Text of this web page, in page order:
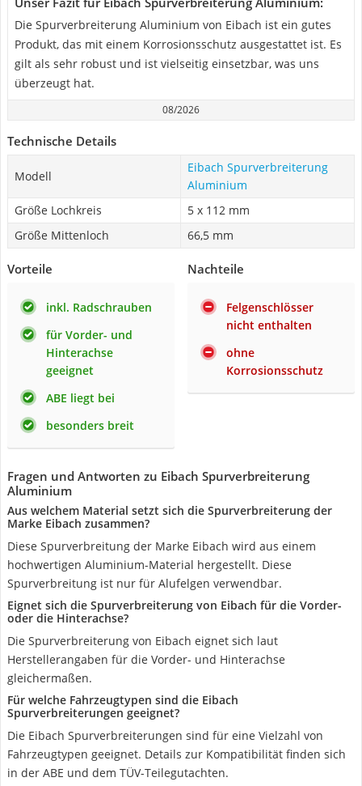
Die Spurverbreiterung Aluminium von Eibach ist ein gutes
Produkt, das mit einem Korrosionsschutz ausgestattet ist. Es
gilt als sehr robust und ist vielseitig einsetzbar, was uns
überzeugt hat.
08/2026
Technische Details
Modell
Eibach Spurverbreiterung
Aluminium
Größe Lochkreis
5 x 112 mm
Größe Mittenloch
66,5 mm
Vorteile
inkl. Radschrauben
für Vorder- und
Hinterachse
geeignet
ABE liegt bei
besonders breit
Nachteile
Felgenschlösser
nicht enthalten
ohne
Korrosionsschutz
Fragen und Antworten zu Eibach Spurverbreiterung
Aluminium
Aus welchem Material setzt sich die Spurverbreiterung der
Marke Eibach zusammen?
Diese Spurverbreitung der Marke Eibach wird aus einem
hochwertigen Aluminium-Material hergestellt. Diese
Spurverbreitung ist nur für Alufelgen verwendbar.
Eignet sich die Spurverbreiterung von Eibach für die Vorder-
oder die Hinterachse?
Die Spurverbreiterung von Eibach eignet sich laut
Herstellerangaben für die Vorder- und Hinterachse
gleichermaßen.
Für welche Fahrzeugtypen sind die Eibach
Spurverbreiterungen geeignet?
Die Eibach Spurverbreiterungen sind für eine Vielzahl von
Fahrzeugtypen geeignet. Details zur Kompatibilität finden sich
in der ABE und dem TÜV-Teilegutachten.